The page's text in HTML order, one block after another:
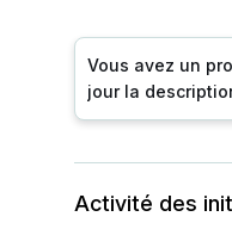
Vous avez un
jour la
Activité des